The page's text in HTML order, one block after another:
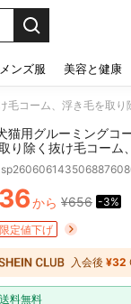
メンズ服 美容と健康
毛コーム、浮き毛を取り
猫用グルーミングコ
り除く抜け毛コーム
AND
から ¥656 -3%
定値下げ
入会後 ¥32
送料無料